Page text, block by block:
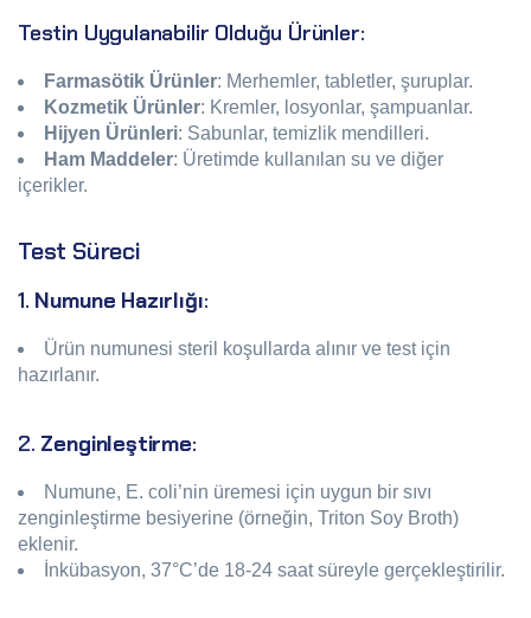
Testin Uygulanabilir Olduğu Ürünler:
Farmasötik Ürünler: Merhemler, tabletler, şuruplar.
Kozmetik Ürünler: Kremler, losyonlar, şampuanlar.
Hijyen Ürünleri: Sabunlar, temizlik mendilleri.
Ham Maddeler: Üretimde kullanılan su ve diğer
içerikler.
Test Süreci
1. Numune Hazırlığı:
Ürün numunesi steril koşullarda alınır ve test için
hazırlanır.
2. Zenginleştirme:
Numune, E. coli’nin üremesi için uygun bir sıvı
zenginleştirme besiyerine (örneğin, Triton Soy Broth)
eklenir.
İnkübasyon, 37°C’de 18-24 saat süreyle gerçekleştirilir.